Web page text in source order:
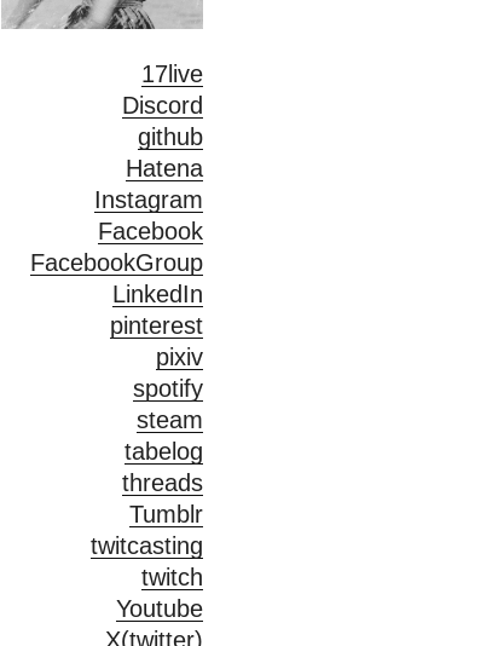
17live
Discord
github
Hatena
Instagram
Facebook
FacebookGroup
LinkedIn
pinterest
pixiv
spotify
steam
tabelog
threads
Tumblr
twitcasting
twitch
Youtube
X(twitter)